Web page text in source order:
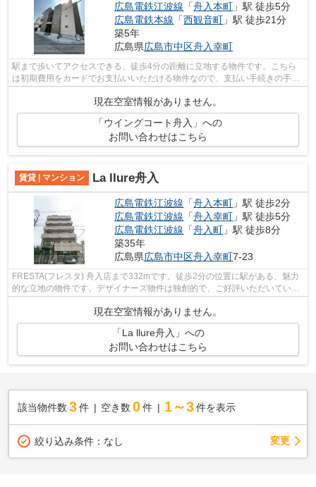
広島電鉄江波線 「舟入本町 」駅 徒歩5分
広島電鉄本線 「西観音町 」駅 徒歩21分
築5年
広島県広島市中区舟入幸町
駅まで歩いてアクセスできる、徒歩4分の距離に立地する物件です。こちら
は初期費用をカードでお支払いいただける物件なので、支払い手続きの手間
が省けます。敷地内にゴミ置き場が備え...
現在空室情報がありません。
「ウイングコート舟入」への
お問い合わせはこちら
賃貸 | マンション La llure舟入
広島電鉄江波線 「舟入本町 」駅 徒歩2分
広島電鉄江波線 「舟入幸町 」駅 徒歩5分
広島電鉄江波線 「舟入町 」駅 徒歩8分
築35年
広島県広島市中区舟入幸町7-23
FRESTA(フレスタ) 舟入店まで332mです。徒歩2分の位置に駅がある、魅力
的な立地の物件です。デザイナーズ物件は独創的で、ご好評いただいていま
す。こちらの物件では初期費用をカード...
現在空室情報がありません。
「La llure舟入」への
お問い合わせはこちら
該当物件数 3件 空き数 0 件 1～3 件を表示
絞り込み条件： なし 変更